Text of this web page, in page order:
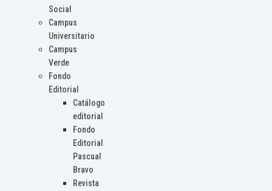
Social
Campus
Universitario
Campus
Verde
Fondo
Editorial
Catálogo
editorial
Fondo
Editorial
Pascual
Bravo
Revista